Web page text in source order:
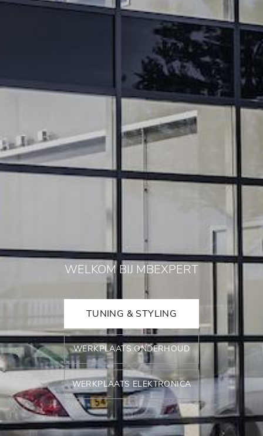
WELKOM BIJ MBEXPERT
TUNING & STYLING
WERKPLAATS ONDERHOUD
WERKPLAATS ELEKTRONICA